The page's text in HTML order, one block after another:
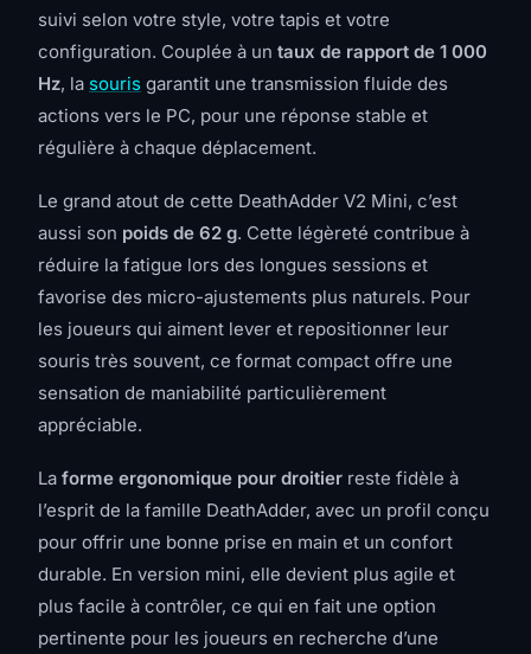
suivi selon votre style, votre tapis et votre
configuration. Couplée à un taux de rapport de 1 000
Hz, la souris garantit une transmission fluide des
actions vers le PC, pour une réponse stable et
régulière à chaque déplacement.
Le grand atout de cette DeathAdder V2 Mini, c’est
aussi son poids de 62 g. Cette légèreté contribue à
réduire la fatigue lors des longues sessions et
favorise des micro-ajustements plus naturels. Pour
les joueurs qui aiment lever et repositionner leur
souris très souvent, ce format compact offre une
sensation de maniabilité particulièrement
appréciable.
La forme ergonomique pour droitier reste fidèle à
l’esprit de la famille DeathAdder, avec un profil conçu
pour offrir une bonne prise en main et un confort
durable. En version mini, elle devient plus agile et
plus facile à contrôler, ce qui en fait une option
pertinente pour les joueurs en recherche d’une